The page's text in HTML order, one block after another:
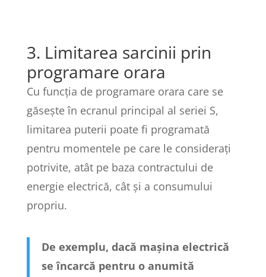
3. Limitarea sarcinii prin
programare orara
Cu funcția de programare orara care se
găsește în ecranul principal al seriei S,
limitarea puterii poate fi programată
pentru momentele pe care le considerați
potrivite, atât pe baza contractului de
energie electrică, cât și a consumului
propriu.
De exemplu, dacă mașina electrică
se încarcă pentru o anumită